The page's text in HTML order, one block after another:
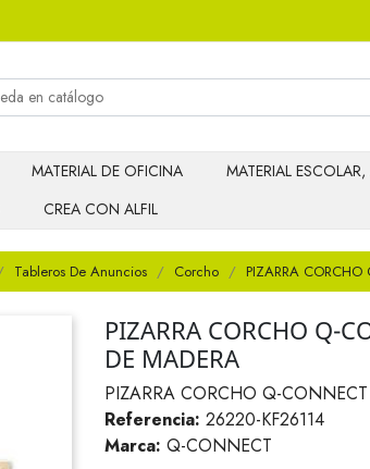
MATERIAL DE OFICINA
MATERIAL
CREA CON ALFIL
Tableros De Anuncios Corcho PIZARRA
PIZARRA CORCHO Q-
DE MADERA
PIZARRA CORCHO Q-
Referencia: 26220-KF26114
Marca: Q-CONNECT